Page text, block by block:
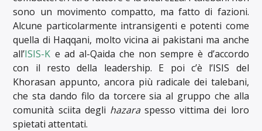
sono un movimento compatto, ma fatto di fazioni.
Alcune particolarmente intransigenti e potenti come
quella di Haqqani, molto vicina ai pakistani ma anche
all’ISIS-K e ad al-Qaida che non sempre è d’accordo
con il resto della leadership. E poi c’è l’ISIS del
Khorasan appunto, ancora più radicale dei talebani,
che sta dando filo da torcere sia al gruppo che alla
comunità sciita degli hazaraspesso vittima dei loro
spietati attentati.